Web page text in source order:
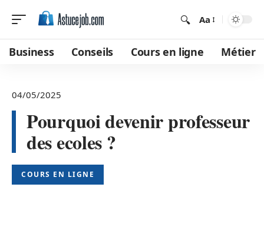
Aa
Business Conseils Cours en ligne Métier
04/05/2025
Pourquoi devenir professeur
des ecoles ?
COURS EN LIGNE